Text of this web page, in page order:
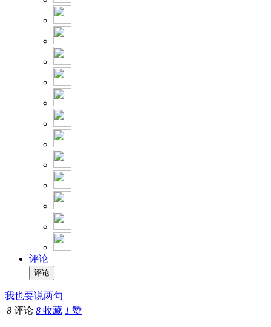
评论
我也要说两句
8 评论 8 收藏 1 赞